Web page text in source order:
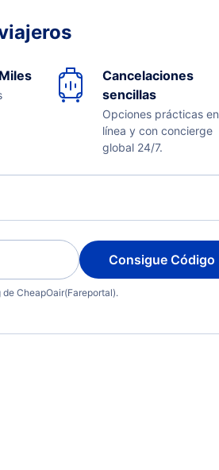
Cancelaciones
sencillas
Opciones prácticas en
línea y con concierge
global 24/7.
Consigue Código
CheapOair(Fareportal).